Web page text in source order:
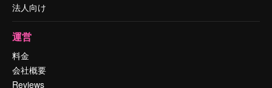
法人向け
運営
料金
会社概要
Reviews